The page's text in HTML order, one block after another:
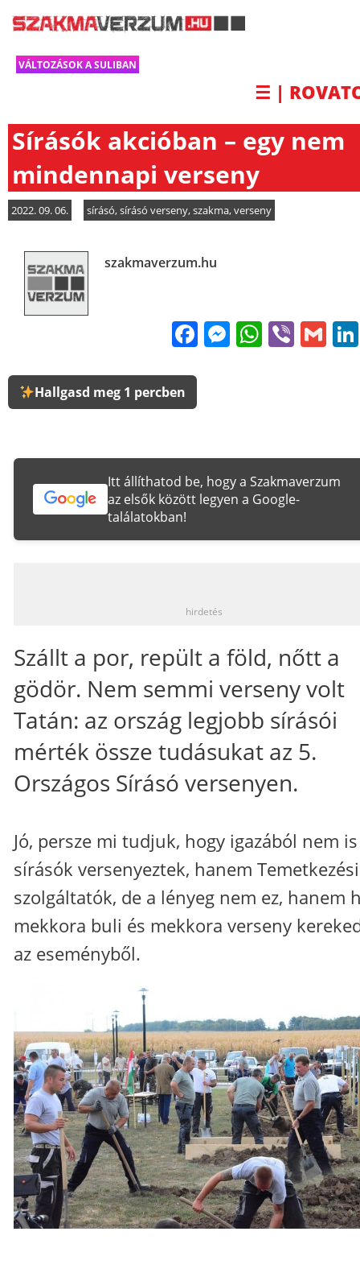
VÁLTOZÁSOK A SULIBAN
☰ |
Sírásók akcióban – egy nem
mindennapi verseny
2022. 09. 06. sírásó,sírásó verseny,szakma,verseny
szakmaverzum.hu
FacebookViber
Hallgasd meg 1 percben
Itt állíthatod be, hogy a Szakmaverzum
az elsők között legyen a Google-
találatokban!
hirdetés
Szállt a por, repült a föld, nőtt a
gödör. Nem semmi verseny volt
Tatán: az ország legjobb sírásói
mérték össze tudásukat az 5.
Országos Sírásó versenyen.
Jó, persze mi tudjuk, hogy igazából nem is
sírásók versenyeztek, hanem Temetkezési
szolgáltatók, de a lényeg nem ez, hanem
mekkora buli és mekkora verseny
az eseményből.